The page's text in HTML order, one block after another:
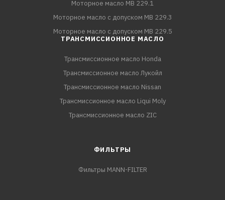
Моторное масло MB 229.1
Моторное масло с допуском MB 229.3
Моторное масло с допуском MB 229.5
ТРАНСМИССИОННОЕ МАСЛО
Трансмиссионное масло Honda
Трансмиссионное масло Лукойл
Трансмиссионное масло Nissan
Трансмиссионное масло Liqui Moly
Трансмиссионное масло ZIC
ФИЛЬТРЫ
Фильтры MANN-FILTER